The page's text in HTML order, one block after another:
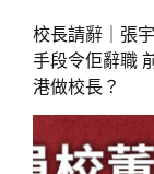
校長請辭｜張
手段令佢辭職
港做校長？